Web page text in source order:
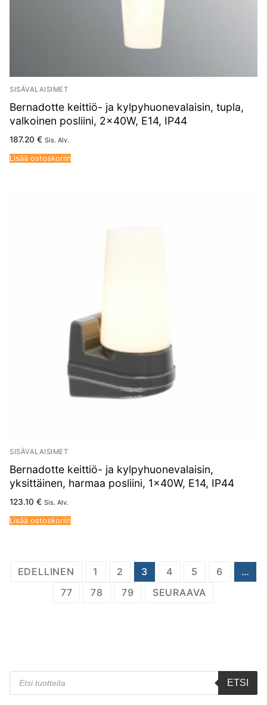
SISÄVALAISIMET
Bernadotte keittiö- ja kylpyhuonevalaisin, tupla,
valkoinen posliini, 2x40W, E14, IP44
187.20 € Sis. Alv.
Lisää ostoskoriin
SISÄVALAISIMET
Bernadotte keittiö- ja kylpyhuonevalaisin,
yksittäinen, harmaa posliini, 1x40W, E14, IP44
123.10 € Sis. Alv.
Lisää ostoskoriin
Artikkelien
sivutus
EDELLINEN 1 2 3 4 5 6
…
77
78 79 SEURAAVA
Products
search
ETSI